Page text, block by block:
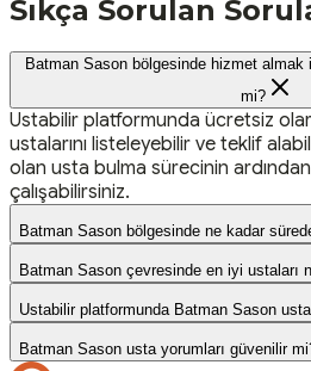
Sıkça Sorulan
Batman Sason bölgesinde hizmet
mi?
Ustabilir platformunda ücretsiz
ustalarını listeleyebilir ve teklif
olan usta bulma sürecinin
çalışabilirsiniz.
Batman Sason bölgesinde ne kadar
Batman Sason çevresinde en iyi ustaları
Ustabilir platformunda Batman Sason
Batman Sason usta yorumları güvenilir